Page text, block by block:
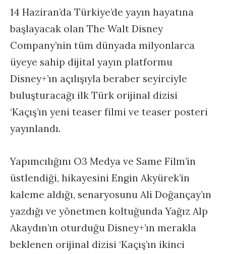
14 Haziran’da Türkiye’de yayın hayatına
başlayacak olan The Walt Disney
Company’nin tüm dünyada milyonlarca
üyeye sahip dijital yayın platformu
Disney+’ın açılışıyla beraber seyirciyle
buluşturacağı ilk Türk orijinal dizisi
‘Kaçış’ın yeni teaser filmi ve teaser posteri
yayınlandı.
Yapımcılığını O3 Medya ve Same Film’in
üstlendiği, hikayesini Engin Akyürek’in
kaleme aldığı, senaryosunu Ali Doğançay’ın
yazdığı ve yönetmen koltuğunda Yağız Alp
Akaydın’ın oturduğu Disney+’ın merakla
beklenen orijinal dizisi ‘Kaçış’ın ikinci